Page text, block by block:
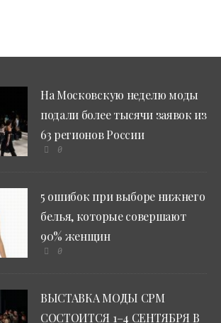
На Московскую неделю моды
подали более тысячи заявок из
63 регионов России
0
5 ошибок при выборе нижнего
белья, которые совершают
90% женщин
0
ВЫСТАВКА МОДЫ CPM
СОСТОИТСЯ 1–4 СЕНТЯБРЯ В